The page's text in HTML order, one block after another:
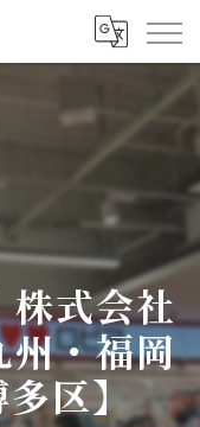
株式会社
州・福岡
区】